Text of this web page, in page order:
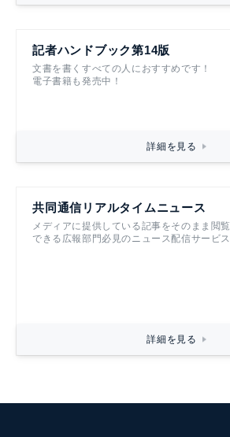
記者ハンドブック第14版
文書を書くすべての人におすすめです！
電子書籍も発売中！
詳細を見る
共同通信リアルタイムニュース
メディアに提供している記事をそのまま閲覧
できる広報部門必見のニュース配信サービス
詳細を見る